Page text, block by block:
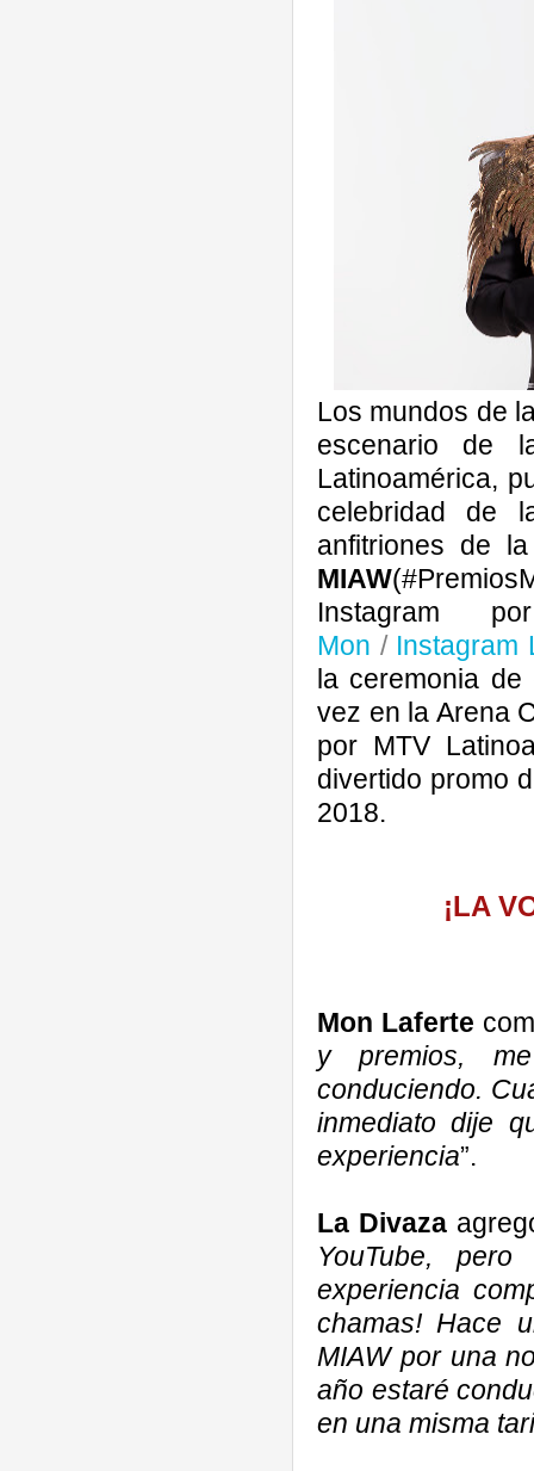
Los mundos de
escenario de
Latinoamérica,
celebridad de
anfitriones de
MIAW
Instagram
Mon / Instagram
la ceremonia
vez en la Arena
por MTV
divertido promo
2018.
¡LA
Mon Laferte
y premios,
conduciendo.
inmediato dije
experiencia”.
La Divaza
YouTube,
experiencia
chamas! Hace
MIAW por una
año estaré
en una misma